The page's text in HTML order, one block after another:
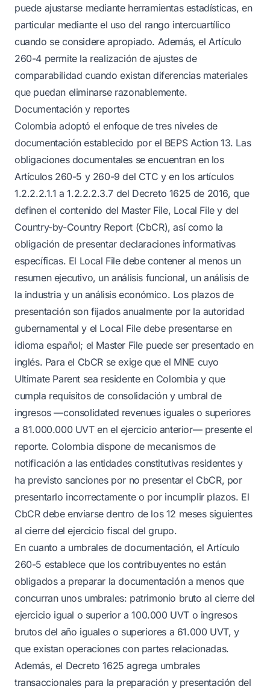
puede ajustarse mediante herramientas estadísticas, en
particular mediante el uso del rango intercuartílico
cuando se considere apropiado. Además, el Artículo
260-4 permite la realización de ajustes de
comparabilidad cuando existan diferencias materiales
que puedan eliminarse razonablemente.
Documentación y reportes
Colombia adoptó el enfoque de tres niveles de
documentación establecido por el BEPS Action 13. Las
obligaciones documentales se encuentran en los
Artículos 260-5 y 260-9 del CTC y en los artículos
1.2.2.2.1.1 a 1.2.2.2.3.7 del Decreto 1625 de 2016, que
definen el contenido del Master File, Local File y del
Country-by-Country Report (CbCR), así como la
obligación de presentar declaraciones informativas
específicas. El Local File debe contener al menos un
resumen ejecutivo, un análisis funcional, un análisis de
la industria y un análisis económico. Los plazos de
presentación son fijados anualmente por la autoridad
gubernamental y el Local File debe presentarse en
idioma español; el Master File puede ser presentado en
inglés. Para el CbCR se exige que el MNE cuyo
Ultimate Parent sea residente en Colombia y que
cumpla requisitos de consolidación y umbral de
ingresos —consolidated revenues iguales o superiores
a 81.000.000 UVT en el ejercicio anterior— presente el
reporte. Colombia dispone de mecanismos de
notificación a las entidades constitutivas residentes y
ha previsto sanciones por no presentar el CbCR, por
presentarlo incorrectamente o por incumplir plazos. El
CbCR debe enviarse dentro de los 12 meses siguientes
al cierre del ejercicio fiscal del grupo.
En cuanto a umbrales de documentación, el Artículo
260-5 establece que los contribuyentes no están
obligados a preparar la documentación a menos que
concurran unos umbrales: patrimonio bruto al cierre del
ejercicio igual o superior a 100.000 UVT o ingresos
brutos del año iguales o superiores a 61.000 UVT, y
que existan operaciones con partes relacionadas.
Además, el Decreto 1625 agrega umbrales
transaccionales para la preparación y presentación del